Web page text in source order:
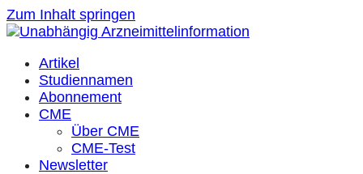
Zum Inhalt springen
Artikel
Studiennamen
Abonnement
CME
Über CME
CME-Test
Newsletter